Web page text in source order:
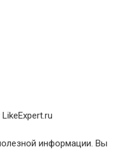
информации. Вы